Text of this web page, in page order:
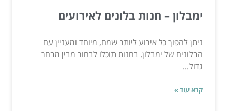
ימבלון – חנות בלונים לאירועים
ניתן להפוך כל אירוע ליותר שמח, מיוחד ומעניין עם
הבלונים של ימבלון. בחנות תוכלו לבחור מבין מבחר
גדול...
קרא עוד »